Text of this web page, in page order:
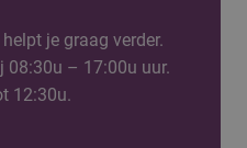
je graag verder.
08:30u – 17:00u uur.
12:30u.